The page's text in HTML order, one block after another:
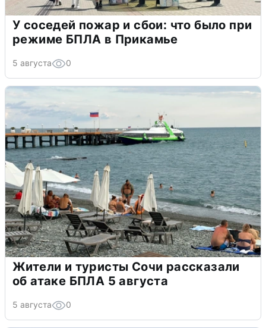
У соседей пожар и сбои: что было при
режиме БПЛА в Прикамье
5 августа 0
Жители и туристы Сочи рассказали
об атаке БПЛА 5 августа
5 августа 0